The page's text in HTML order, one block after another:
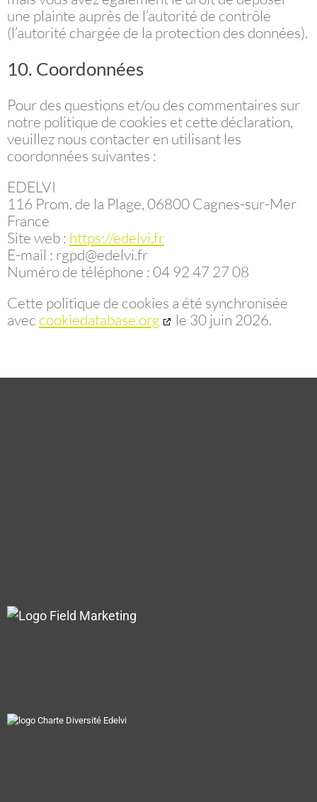
une plainte auprès de l’autorité de contrôle
(l’autorité chargée de la protection des données).
10. Coordonnées
Pour des questions et/ou des commentaires sur
notre politique de cookies et cette déclaration,
veuillez nous contacter en utilisant les
coordonnées suivantes :
EDELVI
116 Prom. de la Plage, 06800 Cagnes-sur-Mer
France
Site web : https://edelvi.fr
E-mail : rgpd@edelvi.fr
Numéro de téléphone : 04 92 47 27 08
Cette politique de cookies a été synchronisée
avec cookiedatabase.org le 30 juin 2026.